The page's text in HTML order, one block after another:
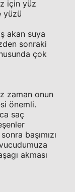
için yüz
yüzü
akan suya
sonraki
çok
zaman onun
önemli.
saç
başımızı
akması